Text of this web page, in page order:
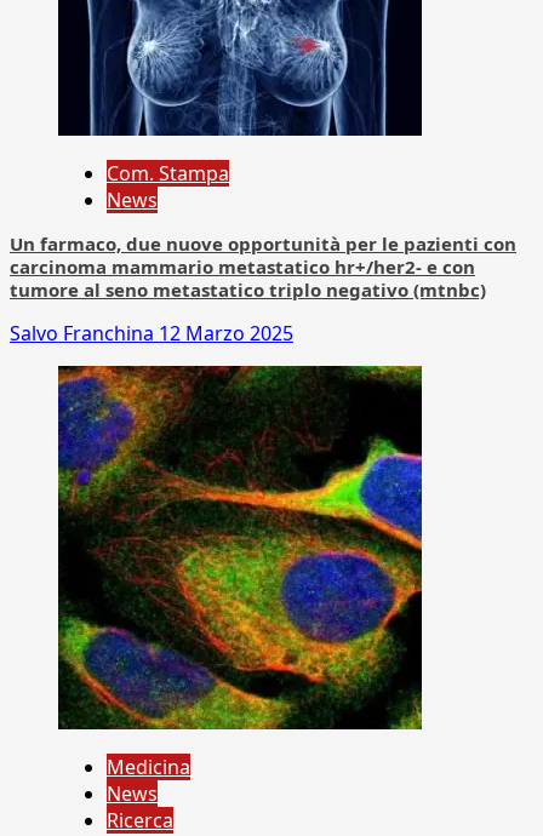
Com. Stampa
News
Un farmaco, due nuove opportunità per le pazienti con
carcinoma mammario metastatico hr+/her2- e con
tumore al seno metastatico triplo negativo (mtnbc)
Salvo Franchina 12 Marzo 2025
Medicina
News
Ricerca